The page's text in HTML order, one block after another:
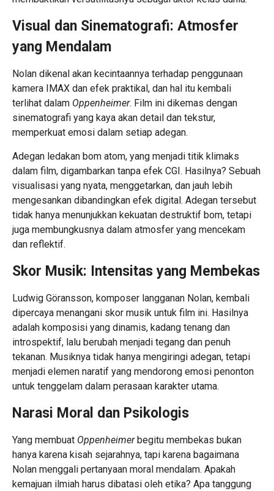
Visual dan Sinematografi: Atmosfer
yang Mendalam
Nolan dikenal akan kecintaannya terhadap penggunaan
kamera IMAX dan efek praktikal, dan hal itu kembali
terlihat dalam Oppenheimer. Film ini dikemas dengan
sinematografi yang kaya akan detail dan tekstur,
memperkuat emosi dalam setiap adegan.
Adegan ledakan bom atom, yang menjadi titik klimaks
dalam film, digambarkan tanpa efek CGI. Hasilnya? Sebuah
visualisasi yang nyata, menggetarkan, dan jauh lebih
mengesankan dibandingkan efek digital. Adegan tersebut
tidak hanya menunjukkan kekuatan destruktif bom, tetapi
juga membungkusnya dalam atmosfer yang mencekam
dan reflektif.
Skor Musik: Intensitas yang Membekas
Ludwig Göransson, komposer langganan Nolan, kembali
dipercaya menangani skor musik untuk film ini. Hasilnya
adalah komposisi yang dinamis, kadang tenang dan
introspektif, lalu berubah menjadi tegang dan penuh
tekanan. Musiknya tidak hanya mengiringi adegan, tetapi
menjadi elemen naratif yang mendorong emosi penonton
untuk tenggelam dalam perasaan karakter utama.
Narasi Moral dan Psikologis
Yang membuat Oppenheimerbegitu membekas bukan
hanya karena kisah sejarahnya, tapi karena bagaimana
Nolan menggali pertanyaan moral mendalam. Apakah
kemajuan ilmiah harus dibatasi oleh etika? Apa tanggung